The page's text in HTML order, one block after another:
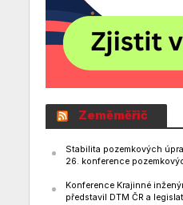
Zeměměřič
Stabilita pozemkových
26. konference
Konference Krajinné
představil DTM ČR a